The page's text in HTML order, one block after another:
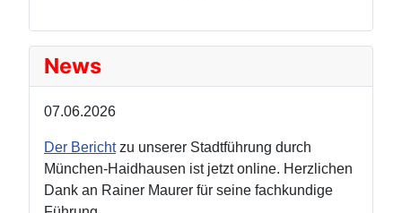
News
07.06.2026
Der Berichtzu unserer Stadtführung durch
München-Haidhausen ist jetzt online. Herzlichen
Dank an Rainer Maurer für seine fachkundige